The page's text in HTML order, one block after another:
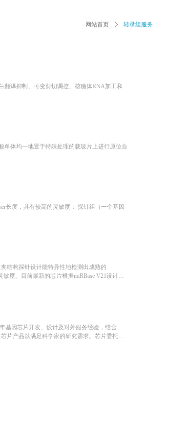
翻译抑制、可变剪切调控、核糖体RNA加工和
单体均一地置于特殊处理的载玻片上进行原位合
长度，具有较高的灵敏度； 探针组（一个基因
结构探针设计能特异性地检测出成熟的
度。目前最新的芯片根据miRBase V21设计。
基因芯片开发、设计及对外服务经验，结合
片产品以满足科学家的研究需求。芯片委托
网站首页 ꄲ 转录组服务